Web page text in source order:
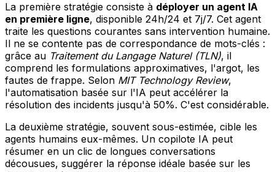
La première stratégie consiste à déployer un agent IA
en première ligne, disponible 24h/24 et 7j/7. Cet agent
traite les questions courantes sans intervention humaine.
Il ne se contente pas de correspondance de mots-clés :
grâce au Traitement du Langage Naturel (TLN), il
comprend les formulations approximatives, l'argot, les
fautes de frappe. Selon MIT Technology Review,
l'automatisation basée sur l'IA peut accélérer la
résolution des incidents jusqu'à 50%. C'est considérable.
La deuxième stratégie, souvent sous-estimée, cible les
agents humains eux-mêmes. Un copilote IA peut
résumer en un clic de longues conversations
décousues, suggérer la réponse idéale basée sur les